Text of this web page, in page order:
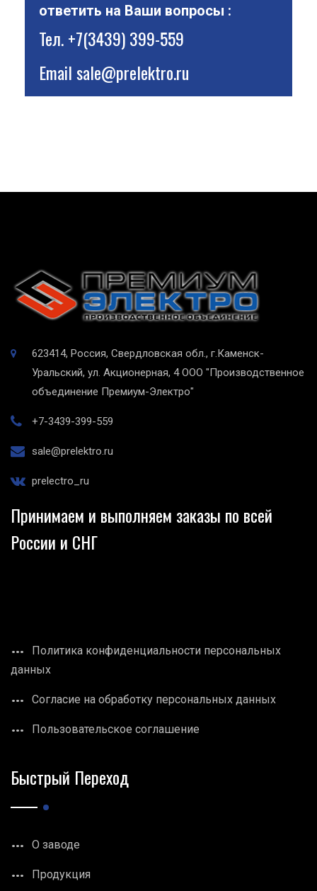
ответить на Ваши вопросы :
Тел.+7(3439) 399-559
Emailsale@prelektro.ru
623414, Россия, Свердловская обл., г.Каменск-
Уральский, ул. Акционерная, 4 ООО "Производственное
объединение Премиум-Электро"
+7-3439-399-559
sale@prelektro.ru
prelectro_ru
Принимаем и выполняем заказы по всей
России и СНГ
Политика конфиденциальности персональных
данных
Согласие на обработку персональных данных
Пользовательское соглашение
Быстрый Переход
О заводе
Продукция